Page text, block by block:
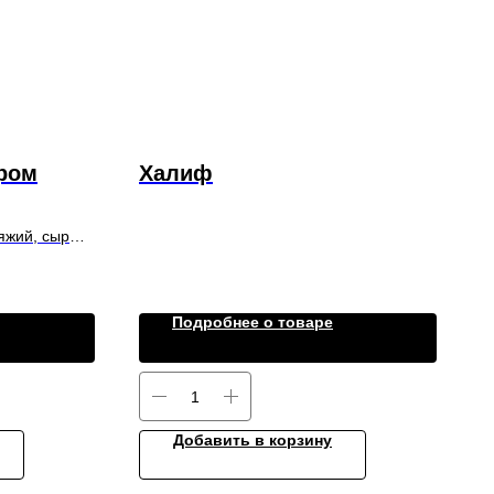
сыр
Халиф
Подробнее о товаре
Добавить в корзину